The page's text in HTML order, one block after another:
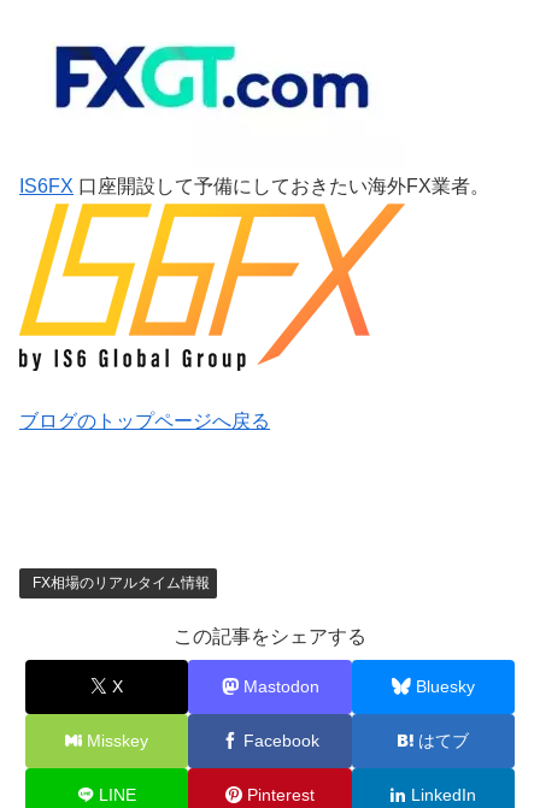
IS6FX 口座開設して予備にしておきたい海外FX業者。
ブログのトップページへ戻る
FX相場のリアルタイム情報
この記事をシェアする
X Mastodon Bluesky
Misskey Facebook はてブ
LINE Pinterest LinkedIn